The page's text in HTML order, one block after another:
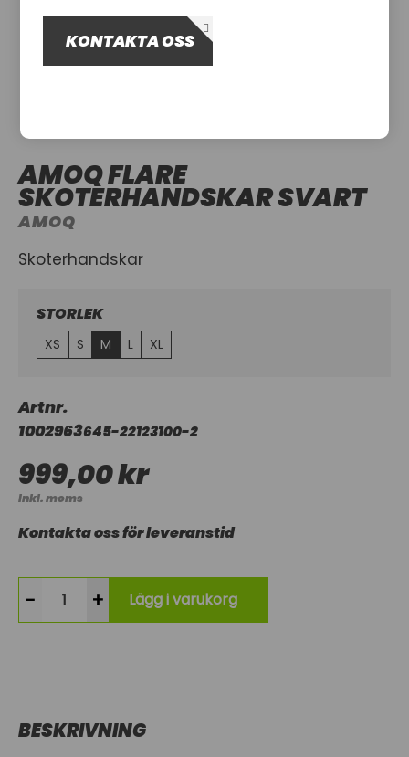
AMOQ FLARE
SKOTERHANDSKAR SVART
AMOQ
Skoterhandskar
STORLEK
XS S M L XL
Artnr.
1002963645-22123100-2
999,00 kr
Inkl. moms
Kontakta oss för leveranstid
- + Lägg i varukorg
BESKRIVNING
KONTAKTA OSS